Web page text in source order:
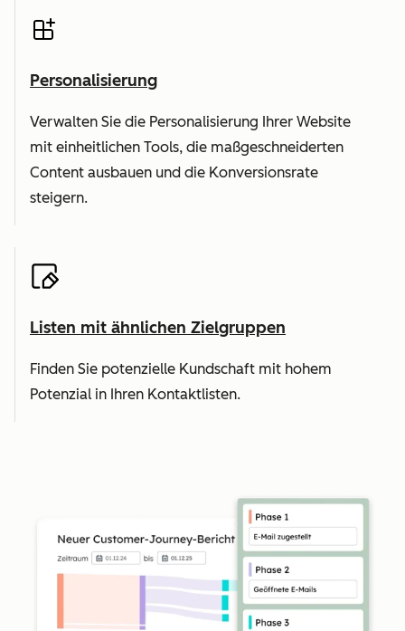
Personalisierung
Verwalten Sie die Personalisierung Ihrer Website
mit einheitlichen Tools, die maßgeschneiderten
Content ausbauen und die Konversionsrate
steigern.
Listen mit ähnlichen Zielgruppen
Finden Sie potenzielle Kundschaft mit hohem
Potenzial in Ihren Kontaktlisten.